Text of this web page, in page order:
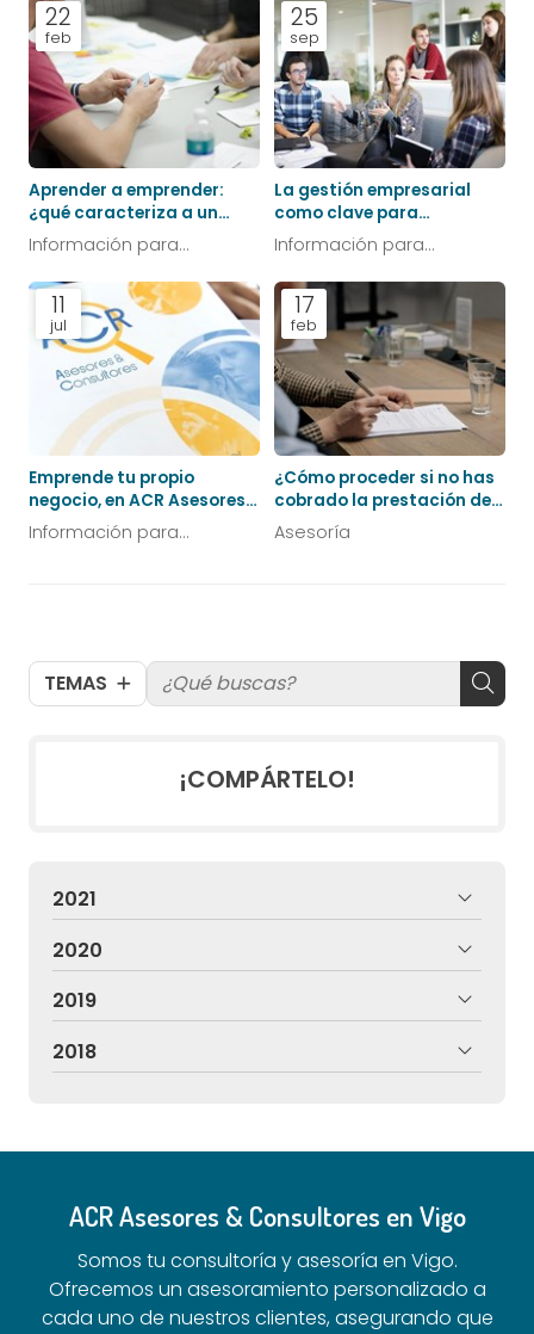
TEMAS
22
feb
Aprender a emprender:
¿qué caracteriza a un
buen emprendedor?
Información para
25
sep
La gestión empresarial
como clave para
emprender con éxito
Información para
11
jul
Emprende tu propio
negocio, en ACR Asesores y
Consultores te ayudamos
Información para
17
feb
¿Cómo proceder si no has
cobrado la prestación del
SEPE? ¿Y ante una
Asesoría
¡COMPÁRTELO!
2021
2020
2019
2018
ACR Asesores & Consultores en Vigo
Somos tu consultoría y asesoría en Vigo.
Ofrecemos un asesoramiento personalizado a
cada uno de nuestros clientes, asegurando que